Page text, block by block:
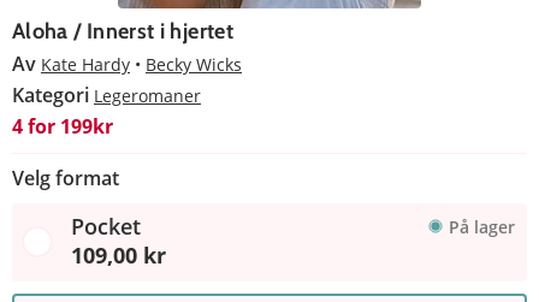
Aloha / Innerst i hjertet
Av Kate Hardy Becky Wicks
Kategori Legeromaner
4 for 199kr
Velg format
Pocket På lager
109,00 kr